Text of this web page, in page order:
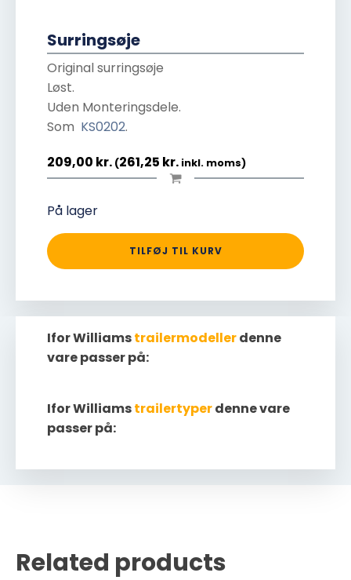
Surringsøje
Original surringsøje
Løst.
Uden Monteringsdele.
Som KS0202.
209,00 kr. (261,25 kr. inkl. moms)
På lager
TILFØJ TIL KURV
Ifor Williamstrailertyperdenne vare
passer på:
Ifor Williamstrailermodellerdenne
vare passer på:
Related products